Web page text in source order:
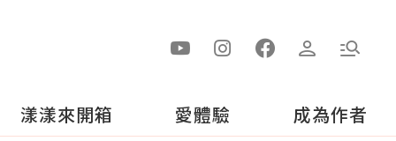
漾漾來開箱 愛體驗 成為作者